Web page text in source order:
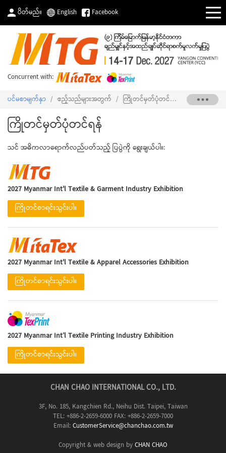
ပိတ်မည်။ English Facebook
Concurrent with:
ပင်မစာမျက်နှာ / ဧည့်သည်များအတွက် / ကြိုတင်မှတ်ပုံတင်ရန်
ကြိုတင်မှတ်ပုံတင်ရန်
သင် အဓိကလာရောက်လည်ပတ်သည့် ပြပွဲကို ရွေးချယ်ပါ။:
2027 Myanmar Int'l Textile & Garment Industry Exhibition
ကြိုတင်စာရင်းသွင်းပါ။
2027 Myanmar Int'l Textile & Apparel Accessories Exhibition
ကြိုတင်စာရင်းသွင်းပါ။
2027 Myanmar Int’l Textile Printing Industry Exhibition
ကြိုတင်စာရင်းသွင်းပါ။
CHAN CHAO INTERNATIONAL CO., LTD.
3F, No. 185, Kangchien Rd., Neihu Dist. Taipei, Taiwan
TEL: +886-2-2659-6000 FAX: +886-2-2659-7000
Email:CustomerService@chanchao.com.tw
Copyright & web design byCHAN CHAO